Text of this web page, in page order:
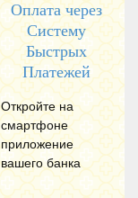
Оплата через
Систему
Быстрых
Платежей
Откройте на
смартфоне
приложение
вашего банка